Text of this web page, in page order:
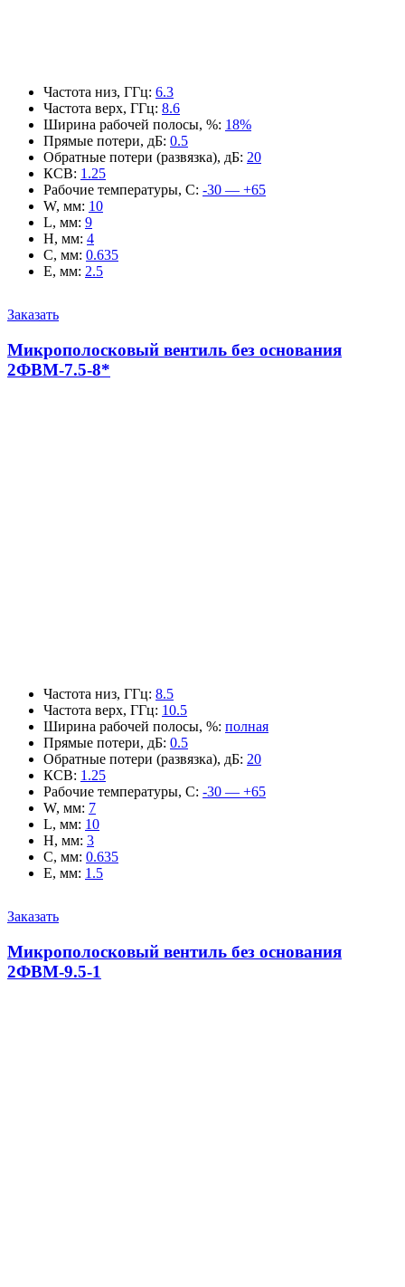
Частота низ, ГГц: 6.3
Частота верх, ГГц: 8.6
Ширина рабочей полосы, %: 18%
Прямые потери, дБ: 0.5
Обратные потери (развязка), дБ: 20
КСВ: 1.25
Рабочие температуры, С: -30 — +65
W, мм: 10
L, мм: 9
H, мм: 4
C, мм: 0.635
E, мм: 2.5
Заказать
Микрополосковый вентиль без основания
2ФВМ-7.5-8*
Частота низ, ГГц: 8.5
Частота верх, ГГц: 10.5
Ширина рабочей полосы, %: полная
Прямые потери, дБ: 0.5
Обратные потери (развязка), дБ: 20
КСВ: 1.25
Рабочие температуры, С: -30 — +65
W, мм: 7
L, мм: 10
H, мм: 3
C, мм: 0.635
E, мм: 1.5
Заказать
Микрополосковый вентиль без основания
2ФВМ-9.5-1